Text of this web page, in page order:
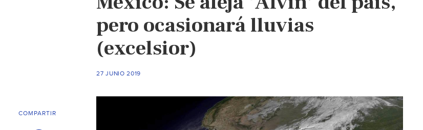
pero ocasionará lluvias
(excelsior)
27 JUNIO 2019
COMPARTIR